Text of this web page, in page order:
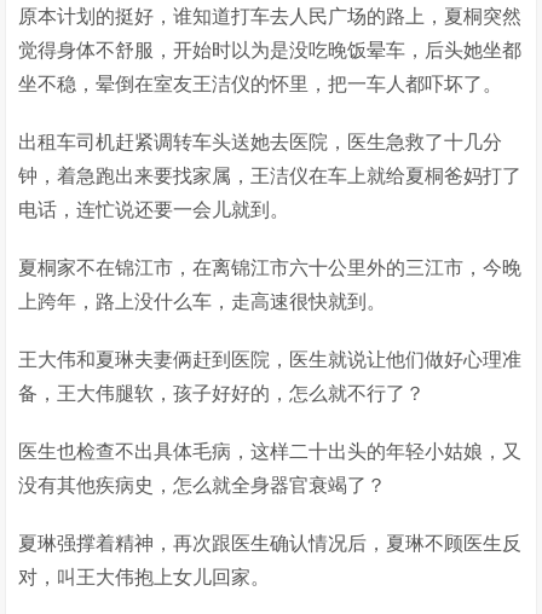
原本计划的挺好，谁知道打车去人民广场的路上，夏桐突然
觉得身体不舒服，开始时以为是没吃晚饭晕车，后头她坐都
坐不稳，晕倒在室友王洁仪的怀里，把一车人都吓坏了。
出租车司机赶紧调转车头送她去医院，医生急救了十几分
钟，着急跑出来要找家属，王洁仪在车上就给夏桐爸妈打了
电话，连忙说还要一会儿就到。
夏桐家不在锦江市，在离锦江市六十公里外的三江市，今晚
上跨年，路上没什么车，走高速很快就到。
王大伟和夏琳夫妻俩赶到医院，医生就说让他们做好心理准
备，王大伟腿软，孩子好好的，怎么就不行了？
医生也检查不出具体毛病，这样二十出头的年轻小姑娘，又
没有其他疾病史，怎么就全身器官衰竭了？
夏琳强撑着精神，再次跟医生确认情况后，夏琳不顾医生反
对，叫王大伟抱上女儿回家。